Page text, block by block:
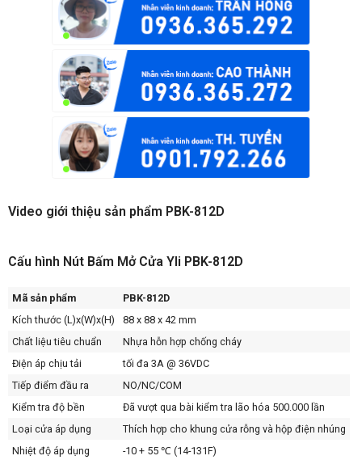
Video giới thiệu sản phẩm PBK-812D
Cấu hình Nút Bấm Mở Cửa Yli PBK-812D
Mã sản phẩm
PBK-812D
Kích thước (L)x(W)x(H)
88 x 88 x 42 mm
Chất liệu tiêu chuẩn
Nhựa hỗn hợp chống cháy
Điện áp chịu tải
tối đa 3A @ 36VDC
Tiếp điểm đầu ra
NO/NC/COM
Kiểm tra độ bền
Đã vượt qua bài kiểm tra lão hóa 500.000 lần
Loại cửa áp dụng
Thích hợp cho khung cửa rỗng và hộp điện nhúng
Nhiệt độ áp dụng
-10 + 55 ℃ (14-131F)